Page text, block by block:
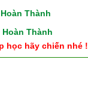
Thành
Hoàn Thành
học hãy chiến nhé !